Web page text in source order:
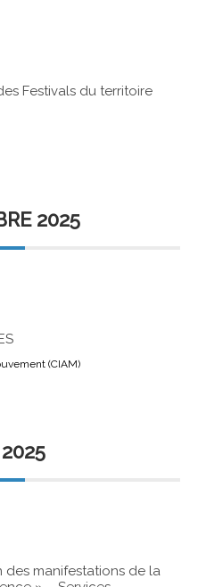
Festivals du territoire
2025
(CIAM)
des manifestations de la